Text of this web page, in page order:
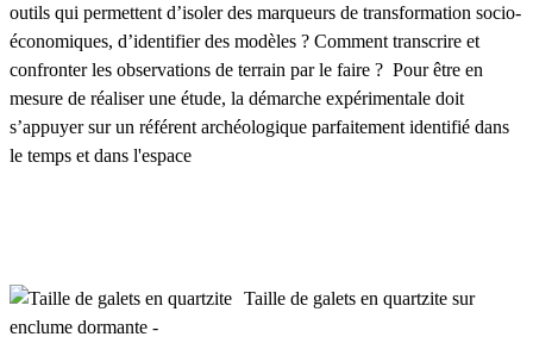
outils qui permettent d’isoler des marqueurs de transformation socio-
économiques, d’identifier des modèles ? Comment transcrire et
confronter les observations de terrain par le faire ? Pour être en
mesure de réaliser une étude, la démarche expérimentale doit
s’appuyer sur un référent archéologique parfaitement identifié dans
le temps et dans l'espace
Taille de galets en quartzite sur
enclume dormante -